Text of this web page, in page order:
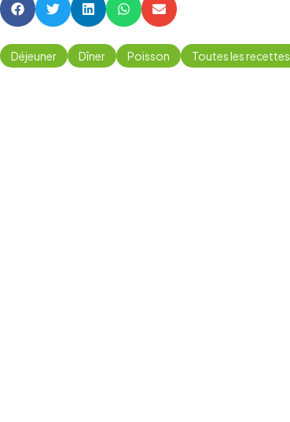
Déjeuner Dîner Poisson Toutes les recettes